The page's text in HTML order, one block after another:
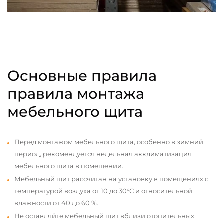
Основные правила
правила монтажа
мебельного щита
Перед монтажом мебельного щита, особенно в зимний
период, рекомендуется недельная акклиматизация
мебельного щита в помещении.
Мебельный щит рассчитан на установку в помещениях с
температурой воздуха от 10 до 30°С и относительной
влажности от 40 до 60 %.
Не оставляйте мебельный щит вблизи отопительных